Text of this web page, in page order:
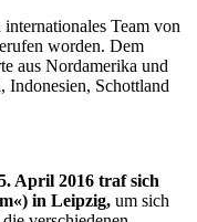
Team von
worden. Dem
aus Nordamerika und
Indonesien, Schottland
April 2016 traf sich
in Leipzig, um sich